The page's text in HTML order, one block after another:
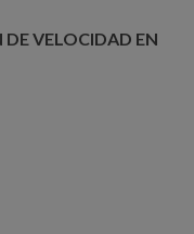
DE VELOCIDAD EN